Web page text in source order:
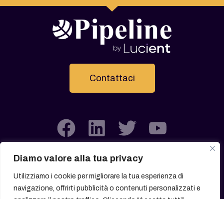
Diamo valore alla tua privacy
Utilizziamo i cookie per migliorare la tua esperienza di
navigazione, offrirti pubblicità o contenuti personalizzati e
Contattaci